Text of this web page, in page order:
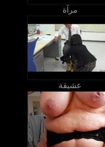
مرآة
عشيقة